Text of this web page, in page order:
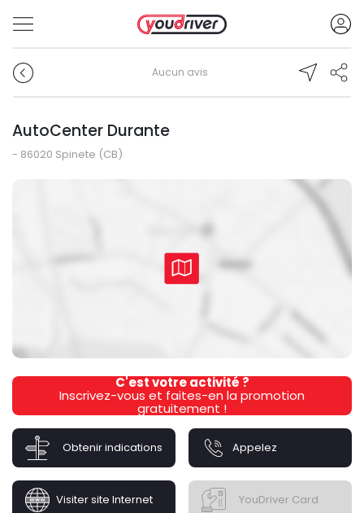
Aucun avis
AutoCenter Durante
- 86020 Spinete (CB)
C'est votre activité ?
Inscrivez-vous et faites-en la promotion
gratuitement !
Obtenir indications Appelez
Visiter site Internet YouDriver Card